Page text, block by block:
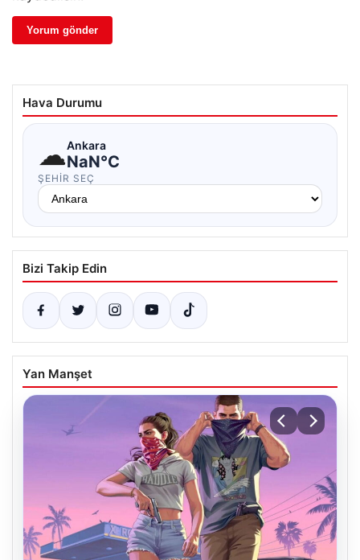
Hava Durumu
☁Ankara
NaN°C
ŞEHIR SEÇ
Bizi Takip Edin
Yan Manşet